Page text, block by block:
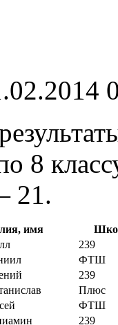
8
21.
имя
239
ФТШ
239
Плюс
ФТШ
239